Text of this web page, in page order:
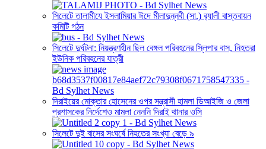
সিলেটে তালামীযে ইসলামিয়ার ঈদে মীলাদুন্নবী (সা.) র‌্যালী বাস্তবায়ন
কমিটি গঠন
সিলেটে দুর্ঘটনা: নিয়ন্ত্রণহীন ছিল বেঙ্গল পরিবহনের স্লিপার বাস, নিহতরা
ইউনিক পরিবহনের যাত্রী
দিরাইয়ের মোক্তার হোসেনের ওপর সন্ত্রাসী হামলা ডিআইজি ও জেলা
প্রশাসকের নির্দেশেও মামলা নেননি দিরাই থানার ওসি
সিলেটে দুই বাসের সংঘর্ষে নিহতের সংখ্যা বেড়ে ৯